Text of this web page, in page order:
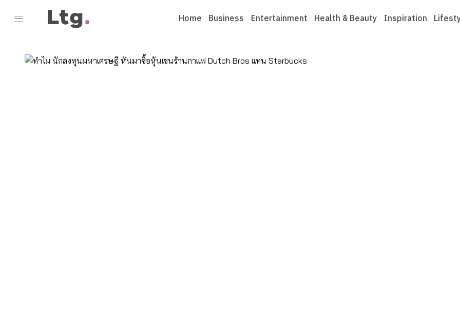
Home Business Entertainment Health & Beauty Inspiration